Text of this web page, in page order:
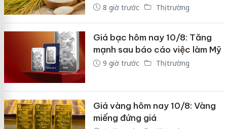
8 giờ trước Thị trường
Giá bạc hôm nay 10/8: Tăng
mạnh sau báo cáo việc làm Mỹ
9 giờ trước Thị trường
Giá vàng hôm nay 10/8: Vàng
miếng đứng giá